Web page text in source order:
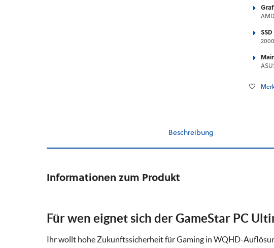
SSD
Beschreibung
Informationen zum Produkt
Für wen eignet sich der GameStar PC
Ihr wollt hohe Zukunftssicherheit für Gaming in WQHD-